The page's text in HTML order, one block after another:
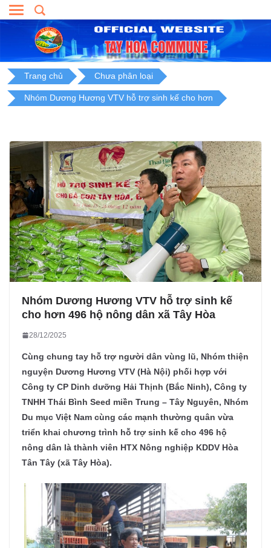
Skip
to
Trang chủ Chưa phân loại
Nhóm Dương Hương VTV hỗ trợ sinh kế cho hơn
Nhóm Dương Hương VTV hỗ trợ sinh kế
cho hơn 496 hộ nông dân xã Tây Hòa
28/12/2025
Cùng chung tay hỗ trợ người dân vùng lũ, Nhóm thiện
nguyện Dương Hương VTV (Hà Nội) phối hợp với
Công ty CP Dinh dưỡng Hải Thịnh (Bắc Ninh), Công ty
TNHH Thái Bình Seed miền Trung – Tây Nguyên, Nhóm
Du mục Việt Nam cùng các mạnh thường quân vừa
triển khai chương trình hỗ trợ sinh kế cho 496 hộ
nông dân là thành viên HTX Nông nghiệp KDDV Hòa
Tân Tây (xã Tây Hòa).